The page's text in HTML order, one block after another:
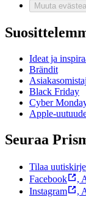
Muuta
Ideat ja
Brändit
Black Friday
Cyber
Apple-
Seuraa
Tilaa uutiskirje
Facebook
,
Instagram
,